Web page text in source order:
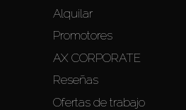
Alquilar
Promotores
AX CORPORATE
Reseñas
Ofertas de trabajo